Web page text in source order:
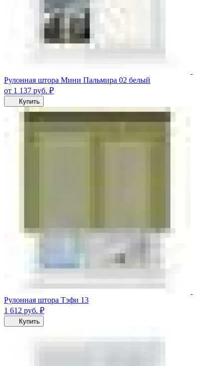
Рулонная штора Мини Пальмира 02 белый
от 1 137 руб. ₽
Купить
Рулонная штора Тэфи 13
1 612 руб. ₽
Купить